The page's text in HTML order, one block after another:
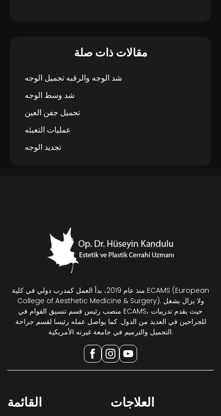
مقالات ذات صلة
شد الوجه والرقبه تجميل الوجه
شد وسط الوجه
تجميل جفن العين
عمليات التعبئه
تجديد الوجه
منذ عام 2019، بدأ العمل كمدرب دولي في كلية ECAMS (European
College of Aesthetic Medicine & Surgery). ولا يزال يشغل
منصب رئيس قسم تنسيق القوام في ECAMS، حيث يقدم تدريبات
للجراحين في العديد من الدول. كما يواصل عمله رئيسا لقسم جراحة
التجميل والترميم في جامعة غيرنه الأمريكية.
القائمة العلاجات